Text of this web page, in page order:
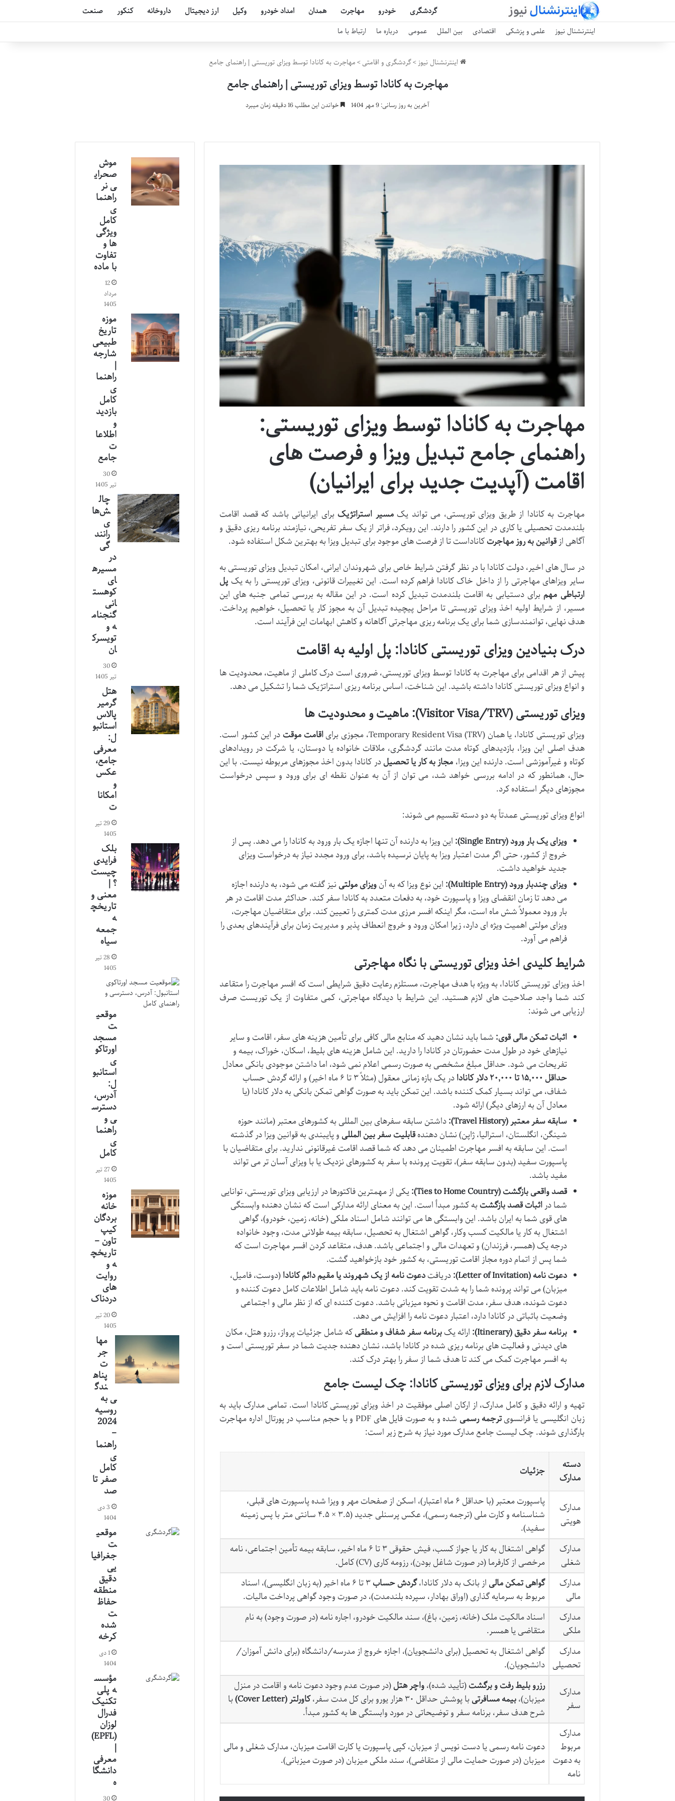
گردشگری خودرو مهاجرت همدان امداد خودرو وکیل ارز دیجیتال داروخانه کنکور صنعت
اینترنشنال نیوز علمی و پزشکی اقتصادی بین الملل عمومی درباره ما ارتباط با ما
اینترنشنال نیوز>گردشگری و اقامتی>مهاجرت به کانادا توسط ویزای توریستی | راهنمای جامع
مهاجرت به کانادا توسط ویزای توریستی | راهنمای جامع
آخرین به روز رسانی: 9 مهر 1404 خواندن این مطلب 16 دقیقه زمان میبرد
مهاجرت به کانادا توسط ویزای توریستی:
راهنمای جامع تبدیل ویزا و فرصت های
اقامت (آپدیت جدید برای ایرانیان)
مهاجرت به کانادا از طریق ویزای توریستی، می تواند یکمسیر استراتژیکبرای ایرانیانی باشد که قصد اقامت
بلندمدت تحصیلی یا کاری در این کشور را دارند. این رویکرد، فراتر از یک سفر تفریحی، نیازمند برنامه ریزی دقیق و
آگاهی ازقوانین به روز مهاجرتکاناداست تا از فرصت های موجود برای تبدیل ویزا به بهترین شکل استفاده شود.
در سال های اخیر، دولت کانادا با در نظر گرفتن شرایط خاص برای شهروندان ایرانی، امکان تبدیل ویزای توریستی به
سایر ویزاهای مهاجرتی را از داخل خاک کانادا فراهم کرده است. این تغییرات قانونی، ویزای توریستی را به یکپل
ارتباطی مهم برای دستیابی به اقامت بلندمدت تبدیل کرده است. در این مقاله به بررسی تمامی جنبه های این
مسیر، از شرایط اولیه اخذ ویزای توریستی تا مراحل پیچیده تبدیل آن به مجوز کار یا تحصیل، خواهیم پرداخت.
هدف نهایی، توانمندسازی شما برای یک برنامه ریزی مهاجرتی آگاهانه و کاهش ابهامات این فرآیند است.
درک بنیادین ویزای توریستی کانادا: پل اولیه به اقامت
پیش از هر اقدامی برای مهاجرت به کانادا توسط ویزای توریستی، ضروری است درک کاملی از ماهیت، محدودیت ها
و انواع ویزای توریستی کانادا داشته باشید. این شناخت، اساس برنامه ریزی استراتژیک شما را تشکیل می دهد.
ویزای توریستی (Visitor Visa/TRV): ماهیت و محدودیت ها
ویزای توریستی کانادا، یا همان Temporary Resident Visa (TRV)، مجوزی برای اقامت موقتدر این کشور است.
هدف اصلی این ویزا، بازدیدهای کوتاه مدت مانند گردشگری، ملاقات خانواده یا دوستان، یا شرکت در رویدادهای
کوتاه و غیرآموزشی است. دارنده این ویزا، مجاز به کار یا تحصیلدر کانادا بدون اخذ مجوزهای مربوطه نیست. با این
حال، همانطور که در ادامه بررسی خواهد شد، می توان از آن به عنوان نقطه ای برای ورود و سپس درخواست
مجوزهای دیگر استفاده کرد.
انواع ویزای توریستی عمدتاً به دو دسته تقسیم می شوند:
ویزای یک بار ورود (Single Entry):
این ویزا به دارنده آن تنها اجازه یک بار ورود به کانادا را می دهد. پس از
خروج از کشور، حتی اگر مدت اعتبار ویزا به پایان نرسیده باشد، برای ورود مجدد نیاز به درخواست ویزای
جدید خواهید داشت.
ویزای چندبار ورود (Multiple Entry):
این نوع ویزا که به آنویزای مولتی نیز گفته می شود، به دارنده اجازه
می دهد تا زمان انقضای ویزا و پاسپورت خود، به دفعات متعدد به کانادا سفر کند. حداکثر مدت اقامت در هر
بار ورود معمولاً شش ماه است، مگر اینکه افسر مرزی مدت کمتری را تعیین کند. برای متقاضیان مهاجرت،
ویزای مولتی اهمیت ویژه ای دارد، زیرا امکان ورود و خروج انعطاف پذیر و مدیریت زمان برای فرآیندهای بعدی را
فراهم می آورد.
شرایط کلیدی اخذ ویزای توریستی با نگاه مهاجرتی
اخذ ویزای توریستی کانادا، به ویژه با هدف مهاجرت، مستلزم رعایت دقیق شرایطی است که افسر مهاجرت را متقاعد
کند شما واجد صلاحیت های لازم هستید. این شرایط با دیدگاه مهاجرتی، کمی متفاوت از یک توریست صرف
ارزیابی می شوند:
اثبات تمکن مالی قوی: شما باید نشان دهید که منابع مالی کافی برای تأمین هزینه های سفر، اقامت و سایر
نیازهای خود در طول مدت حضورتان در کانادا را دارید. این شامل هزینه های بلیط، اسکان، خوراک، بیمه و
تفریحات می شود. حداقل مبلغ مشخصی به صورت رسمی اعلام نمی شود، اما داشتن موجودی بانکی معادل
حداقل ۱۵,۰۰۰ تا ۲۰,۰۰۰ دلار کانادا
در یک بازه زمانی معقول (مثلاً ۳ تا ۶ ماه اخیر) و ارائه گردش حساب
شفاف، می تواند بسیار کمک کننده باشد. این تمکن باید به صورت گواهی تمکن بانکی به دلار کانادا (یا
معادل آن به ارزهای دیگر) ارائه شود.
سابقه سفر معتبر (Travel History):
داشتن سابقه سفرهای بین المللی به کشورهای معتبر (مانند حوزه
شینگن، انگلستان، استرالیا، ژاپن) نشان دهندهقابلیت سفر بین المللی و پایبندی به قوانین ویزا در گذشته
است. این سابقه به افسر مهاجرت اطمینان می دهد که شما قصد اقامت غیرقانونی ندارید. برای متقاضیان با
پاسپورت سفید (بدون سابقه سفر)، تقویت پرونده با سفر به کشورهای نزدیک یا با ویزای آسان تر می تواند
مفید باشد.
قصد واقعی بازگشت (Ties to Home Country):
یکی از مهمترین فاکتورها در ارزیابی ویزای توریستی، توانایی
شما دراثبات قصد بازگشتبه کشور مبدأ است. این به معنای ارائه مدارکی است که نشان دهنده وابستگی
های قوی شما به ایران باشد. این وابستگی ها می توانند شامل اسناد ملکی (خانه، زمین، خودرو)، گواهی
اشتغال به کار یا مالکیت کسب وکار، گواهی اشتغال به تحصیل، سابقه بیمه طولانی مدت، وجود خانواده
درجه یک (همسر، فرزندان) و تعهدات مالی و اجتماعی باشد. هدف، متقاعد کردن افسر مهاجرت است که
شما پس از اتمام دوره مجاز اقامت توریستی، به کشور خود بازخواهید گشت.
دعوت نامه (Letter of Invitation):
دریافتدعوت نامه از یک شهروند یا مقیم دائم کانادا(دوست، فامیل،
میزبان) می تواند پرونده شما را به شدت تقویت کند. دعوت نامه باید شامل اطلاعات کامل دعوت کننده و
دعوت شونده، هدف سفر، مدت اقامت و نحوه میزبانی باشد. دعوت کننده ای که از نظر مالی و اجتماعی
وضعیت باثباتی در کانادا دارد، اعتبار دعوت نامه را افزایش می دهد.
برنامه سفر دقیق (Itinerary):
ارائه یکبرنامه سفر شفاف و منطقیکه شامل جزئیات پرواز، رزرو هتل، مکان
های دیدنی و فعالیت های برنامه ریزی شده در کانادا باشد، نشان دهنده جدیت شما در سفر توریستی است و
به افسر مهاجرت کمک می کند تا هدف شما از سفر را بهتر درک کند.
مدارک لازم برای ویزای توریستی کانادا: چک لیست جامع
تهیه و ارائه دقیق و کامل مدارک، از ارکان اصلی موفقیت در اخذ ویزای توریستی کانادا است. تمامی مدارک باید به
زبان انگلیسی یا فرانسویترجمه رسمی
شده و به صورت فایل های PDF و با حجم مناسب در پورتال اداره مهاجرت
بارگذاری شوند. چک لیست جامع مدارک مورد نیاز به شرح زیر است:
دسته
مدارک
جزئیات
مدارک
هویتی
پاسپورت معتبر (با حداقل ۶ ماه اعتبار)، اسکن از صفحات مهر و ویزا شده پاسپورت های قبلی،
شناسنامه و کارت ملی (ترجمه رسمی)، عکس پرسنلی جدید (۳.۵ × ۴.۵ سانتی متر با پس زمینه
سفید).
مدارک
شغلی
گواهی اشتغال به کار یا جواز کسب، فیش حقوقی ۳ تا ۶ ماه اخیر، سابقه بیمه تأمین اجتماعی، نامه
مرخصی از کارفرما (در صورت شاغل بودن)، رزومه کاری (CV) کامل.
مدارک
مالی
گواهی تمکن مالی از بانک به دلار کانادا،گردش حساب
۳ تا ۶ ماه اخیر (به زبان انگلیسی)، اسناد
مربوط به سرمایه گذاری (اوراق بهادار، سپرده بلندمدت)، در صورت وجود گواهی پرداخت مالیات.
مدارک
ملکی
اسناد مالکیت ملک (خانه، زمین، باغ)، سند مالکیت خودرو، اجاره نامه (در صورت وجود) به نام
متقاضی یا همسر.
مدارک
تحصیلی
گواهی اشتغال به تحصیل (برای دانشجویان)، اجازه خروج از مدرسه/دانشگاه (برای دانش آموزان/
دانشجویان).
مدارک
سفر
رزرو بلیط رفت و برگشت(تأیید شده)،واچر هتل(در صورت عدم وجود دعوت نامه و اقامت در منزل
میزبان)،بیمه مسافرتی با پوشش حداقل ۳۰ هزار یورو برای کل مدت سفر، کاورلتر (Cover Letter)
با
شرح هدف سفر، برنامه سفر و توضیحاتی در مورد وابستگی ها به کشور مبدأ.
مدارک
مربوط
به دعوت
نامه
دعوت نامه رسمی یا دست نویس از میزبان، کپی پاسپورت یا کارت اقامت میزبان، مدارک شغلی و مالی
میزبان (در صورت حمایت مالی از متقاضی)، سند ملکی میزبان (در صورت میزبانی).
موش
صحرای
ی نر
راهنما
ی
کامل
ویژگی
ها و
تفاوت
با ماده
12
مرداد
1405
موزه
تاریخ
طبیعی
شارجه
|
راهنما
ی
کامل
بازدید
و
اطلاعا
ت
جامع
30
تیر 1405
چال
ش‌ها
ی
رانند
گی
در
مسیره
ای
کوهست
انی
گنجنام
ه و
تویسرک
ان
30
تیر 1405
هتل
گرمیر
پالاس
استانبو
ل:
معرفی
جامع،
عکس
و
امکانا
ت
29 تیر
1405
بلک
فرایدی
چیست
؟ |
معنی و
تاریخچ
ه
جمعه
سیاه
28 تیر
1405
موقعی
ت
مسجد
اورتاکو
ی
استانبو
ل:
آدرس،
دسترس
ی و
راهنما
ی
کامل
27 تیر
1405
موزه
خانه
بردگان
کیپ
تاون –
تاریخچ
ه و
روایت
های
دردناک
20 تیر
1405
مها
جر
ت
پناه
ندگ
ی به
روسیه
2024
–
راهنما
ی
کامل
صفر تا
صد
3 دی
1404
موقعی
ت
جغرافیا
یی
دقیق
منطقه
حفاظ
ت
شده
کرخه
1 دی
1404
مؤسس
ه پلی
تکنیک
فدرال
لوزان
(EPFL)
|
معرفی
دانشگا
ه
30